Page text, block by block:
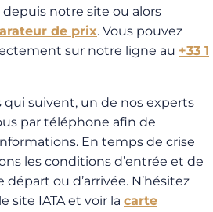
notre site ou alors
de prix. Vous pouvez
sur notre ligne au +33 1
suivent, un de nos experts
par téléphone afin de
En temps de crise
les conditions d’entrée et de
ou d’arrivée. N’hésitez
site IATA et voir la carte